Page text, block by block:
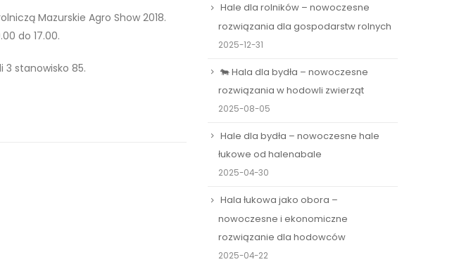
Mazurskie Agro Show 2018.
do 17.00.
3 stanowisko 85.
Hale dla rolników – nowoczesne
rozwiązania dla gospodarstw rolnych
2025-12-31
🐄 Hala dla bydła – nowoczesne
rozwiązania w hodowli zwierząt
2025-08-05
Hale dla bydła – nowoczesne hale
łukowe od halenabale
2025-04-30
Hala łukowa jako obora –
nowoczesne i ekonomiczne
rozwiązanie dla hodowców
2025-04-22